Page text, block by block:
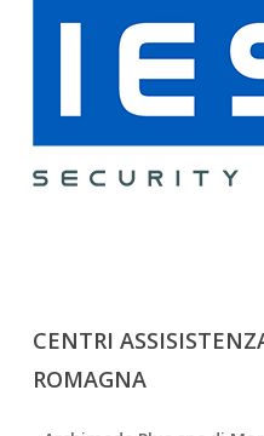
CENTRI
ROMAGNA